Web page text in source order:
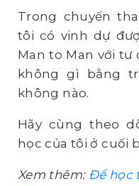
Trong chuyến
tôi có vinh dự
Man to Man với tư
không gì bằng
không nào.
Hãy cùng theo
học của tôi ở cuối
Xem thêm: Để học